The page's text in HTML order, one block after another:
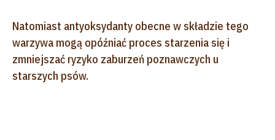
Natomiast antyoksydanty obecne w składzie tego
warzywa mogą opóźniać proces starzenia się i
zmniejszać ryzyko zaburzeń poznawczych u
starszych psów.